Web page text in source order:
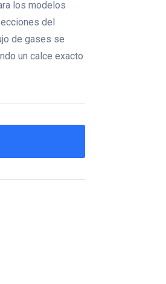
los modelos
del
de gases se
un calce exacto